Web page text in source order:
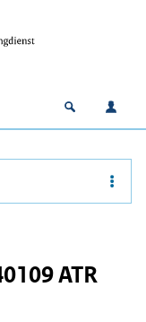
Open
ATR